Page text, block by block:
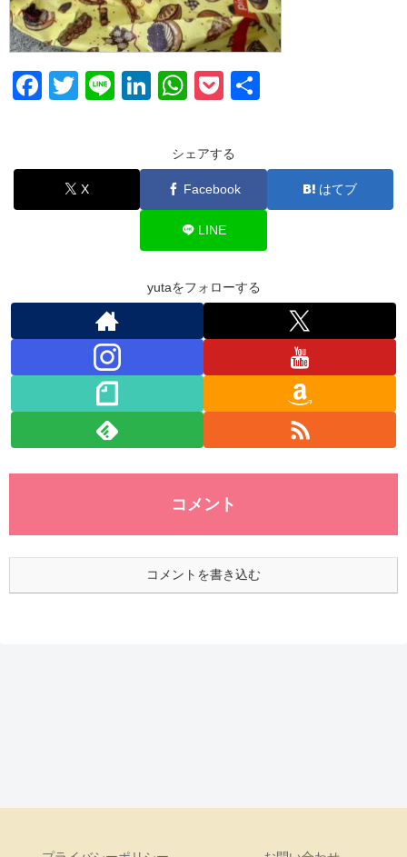
F
e
b
T
er
Li
Li
e
dI
W
at
s
A
p
p
P
ck
et
シェアする
X Facebook はてブ
LINE
yutaをフォローする
コメント
コメントを書き込む